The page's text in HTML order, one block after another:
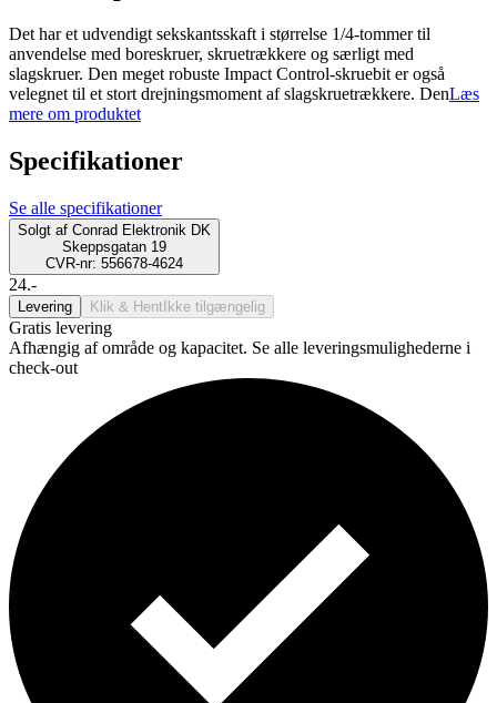
Det har et udvendigt sekskantsskaft i størrelse 1/4-tommer til
anvendelse med boreskruer, skruetrækkere og særligt med
slagskruer. Den meget robuste Impact Control-skruebit er også
velegnet til et stort drejningsmoment af slagskruetrækkere. DenLæs
mere om produktet
Specifikationer
Se alle specifikationer
Solgt af Conrad Elektronik DK
Skeppsgatan 19
CVR-nr: 556678-4624
24.-
Levering Klik & Hent Ikke tilgængelig
Gratis levering
Afhængig af område og kapacitet. Se alle leveringsmulighederne i
check-out